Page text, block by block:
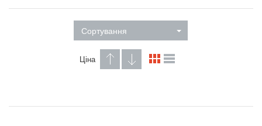
Сортування
Ціна